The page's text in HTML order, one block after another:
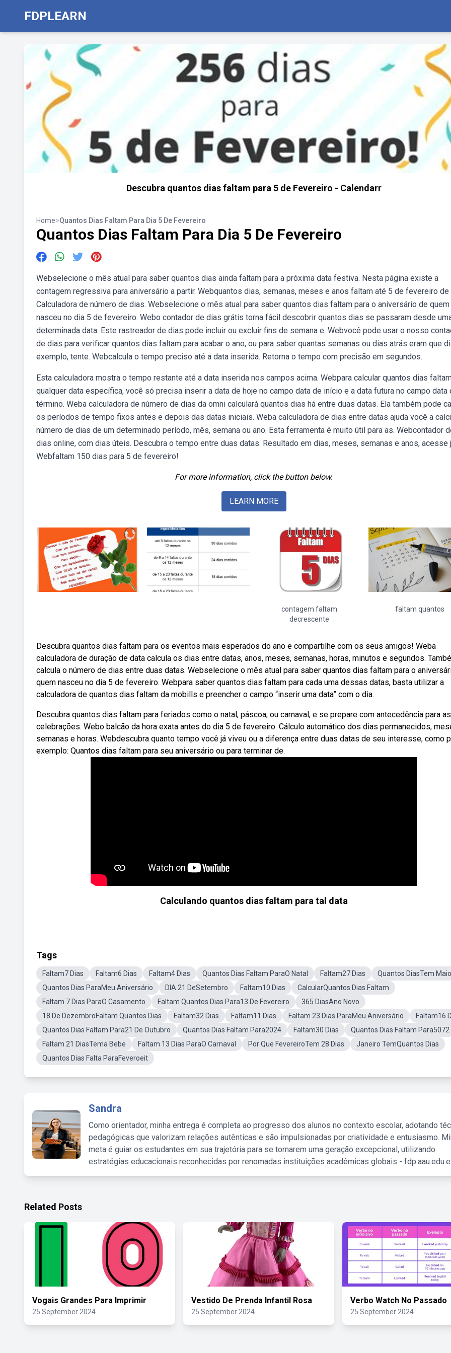
FDPLEARN
Descubra quantos dias faltam para 5 de Fevereiro - Calendarr
Home>Quantos Dias Faltam Para Dia 5 De Fevereiro
Quantos Dias Faltam Para Dia 5 De Fevereiro
Webselecione o mês atual para saber quantos dias ainda faltam para a próxima data festiva. Nesta página existe a
contagem regressiva para aniversário a partir. Webquantos dias, semanas, meses e anos faltam até 5 de fevereiro de
Calculadora de número de dias. Webselecione o mês atual para saber quantos dias faltam para o aniversário de quem
nasceu no dia 5 de fevereiro. Webo contador de dias grátis torna fácil descobrir quantos dias se passaram desde
determinada data. Este rastreador de dias pode incluir ou excluir fins de semana e. Webvocê pode usar o nosso
de dias para verificar quantos dias faltam para acabar o ano, ou para saber quantas semanas ou dias atrás eram que
exemplo, tente. Webcalcula o tempo preciso até a data inserida. Retorna o tempo com precisão em segundos.
Esta calculadora mostra o tempo restante até a data inserida nos campos acima. Webpara calcular quantos dias
qualquer data específica, você só precisa inserir a data de hoje no campo data de início e a data futura no campo data
término. Weba calculadora de número de dias da omni calculará quantos dias há entre duas datas. Ela também pode
os períodos de tempo fixos antes e depois das datas iniciais. Weba calculadora de dias entre datas ajuda você a
número de dias de um determinado período, mês, semana ou ano. Esta ferramenta é muito útil para as. Webcontador
dias online, com dias úteis. Descubra o tempo entre duas datas. Resultado em dias, meses, semanas e anos, acesse
Webfaltam 150 dias para 5 de fevereiro!
For more information, click the button below.
LEARN MORE
contagem faltam
decrescente
faltam quantos
Descubra quantos dias faltam para os eventos mais esperados do ano e compartilhe com os seus amigos! Weba
calculadora de duração de data calcula os dias entre datas, anos, meses, semanas, horas, minutos e segundos.
calcula o número de dias entre duas datas. Webselecione o mês atual para saber quantos dias faltam para o
quem nasceu no dia 5 de fevereiro. Webpara saber quantos dias faltam para cada uma dessas datas, basta utilizar a
calculadora de quantos dias faltam da mobills e preencher o campo “inserir uma data” com o dia.
Descubra quantos dias faltam para feriados como o natal, páscoa, ou carnaval, e se prepare com antecedência para as
celebrações. Webo balcão da hora exata antes do dia 5 de fevereiro. Cálculo automático dos dias permanecidos,
semanas e horas. Webdescubra quanto tempo você já viveu ou a diferença entre duas datas de seu interesse, como
exemplo: Quantos dias faltam para seu aniversário ou para terminar de.
Calculando quantos dias faltam para tal data
Tags
Faltam7 Dias Faltam6 Dias Faltam4 Dias Quantos Dias Faltam ParaO Natal Faltam27 Dias
Quantos DiasTem Maio
Quantos Dias ParaMeu Aniversário
DIA 21 DeSetembro Faltam10 Dias
CalcularQuantos Dias Faltam
Faltam 7 Dias ParaO Casamento
Faltam Quantos Dias Para13 De Fevereiro
365 DiasAno Novo
18 De DezembroFaltam Quantos Dias
Faltam32 Dias Faltam11 Dias Faltam 23 Dias ParaMeu Aniversário
Faltam16
Quantos Dias Faltam Para21 De Outubro
Quantos Dias Faltam Para2024 Faltam30 Dias
Quantos Dias Faltam Para5072
Faltam 21 DiasTema Bebe
Faltam 13 Dias ParaO Carnaval Por Que FevereiroTem 28 Dias
Janeiro TemQuantos Dias
Quantos Dias Falta ParaFeveroeit
Sandra
Como orientador, minha entrega é completa ao progresso dos alunos no contexto escolar, adotando
pedagógicas que valorizam relações autênticas e são impulsionadas por criatividade e entusiasmo.
meta é guiar os estudantes em sua trajetória para se tornarem uma geração excepcional, utilizando
estratégias educacionais reconhecidas por renomadas instituições acadêmicas globais -
Related Posts
Vogais Grandes Para Imprimir
25 September 2024
Vestido De Prenda Infantil Rosa
25 September 2024
Verbo Watch No Passado
25 September 2024